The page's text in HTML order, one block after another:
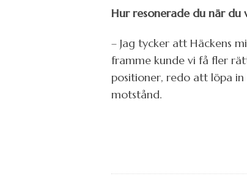
Hur resonerade du när du
– Jag tycker att Häckens
framme kunde vi få fler
positioner, redo att löpa
motstånd.